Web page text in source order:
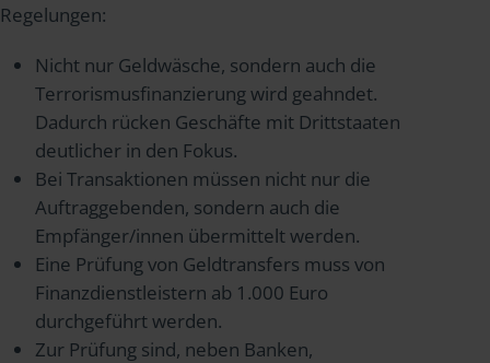
Regelungen:
Nicht nur Geldwäsche, sondern auch die
Terrorismusfinanzierung wird geahndet.
Dadurch rücken Geschäfte mit Drittstaaten
deutlicher in den Fokus.
Bei Transaktionen müssen nicht nur die
Auftraggebenden, sondern auch die
Empfänger/innen übermittelt werden.
Eine Prüfung von Geldtransfers muss von
Finanzdienstleistern ab 1.000 Euro
durchgeführt werden.
Zur Prüfung sind, neben Banken,